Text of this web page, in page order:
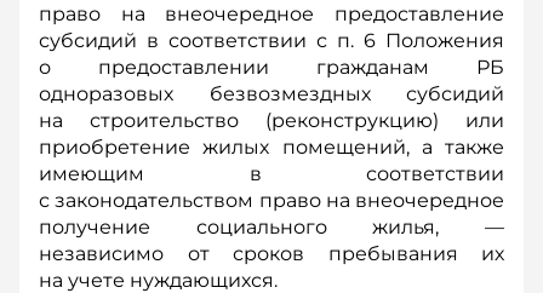
право на внеочередное предоставление
субсидий в соответствии с п. 6 Положения
о предоставлении гражданам РБ
одноразовых безвозмездных субсидий
на строительство (реконструкцию) или
приобретение жилых помещений, а также
имеющим в соответствии
с законодательством право на внеочередное
получение социального жилья, —
независимо от сроков пребывания их
на учете нуждающихся.